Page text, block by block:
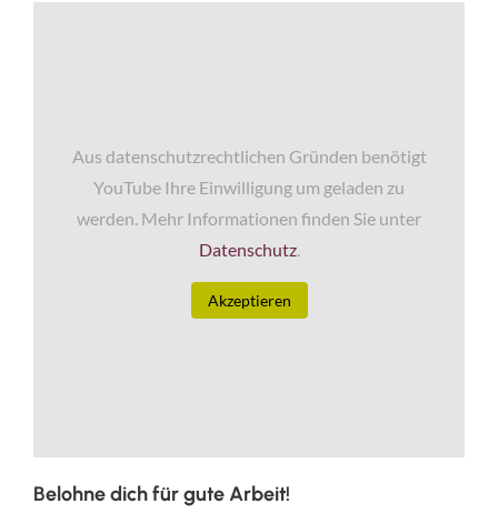
Aus datenschutzrechtlichen Gründen benötigt
YouTube Ihre Einwilligung um geladen zu
werden. Mehr Informationen finden Sie unter
Datenschutz.
Akzeptieren
Belohne dich für gute Arbeit!